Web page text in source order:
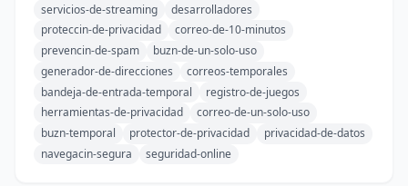
servicios-de-streaming
desarrolladores
proteccin-de-privacidad
correo-de-10-minutos
prevencin-de-spam
buzn-de-un-solo-uso
generador-de-direcciones
correos-temporales
bandeja-de-entrada-temporal
registro-de-juegos
herramientas-de-privacidad
correo-de-un-solo-uso
buzn-temporal
protector-de-privacidad
privacidad-de-datos
navegacin-segura
seguridad-online